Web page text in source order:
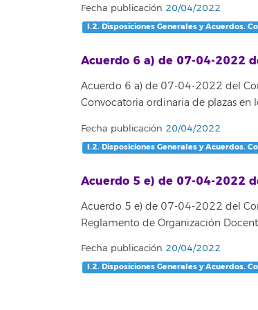
Fecha publicación 20/04/2022
I.2. Disposiciones Generales y Acuerdos.
Acuerdo 6 a) de 07-04-2022
Acuerdo 6 a) de 07-04-2022 del
Convocatoria ordinaria de plazas
Fecha publicación 20/04/2022
I.2. Disposiciones Generales y Acuerdos.
Acuerdo 5 e) de 07-04-2022
Acuerdo 5 e) de 07-04-2022 del
Reglamento de Organización
Fecha publicación 20/04/2022
I.2. Disposiciones Generales y Acuerdos.